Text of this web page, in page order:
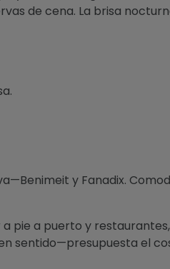
de cena. La brisa
y Fanadix.
pie a puerto y
sentido—presupuesta el